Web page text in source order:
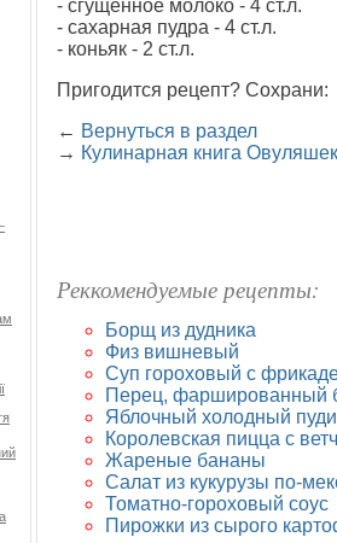
- сгущенное молоко - 4 ст.л.
- сахарная пудра - 4 ст.л.
- коньяк - 2 ст.л.
Пригодится рецепт? Сохрани:
← Вернуться в раздел
→ Кулинарная книга Овуляшек
Реккомендуемые рецепты:
Борщ из дудника
Физ вишневый
Суп гороховый с
Перец, фаршированный
Яблочный холодный
Королевская пицца с
Жареные бананы
Салат из кукурузы по-
Томатно-гороховый соус
Пирожки из сырого